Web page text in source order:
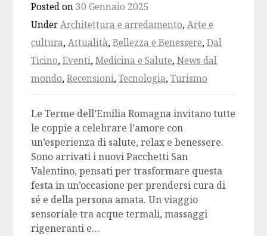
Posted on30 Gennaio 2025
UnderArchitettura e arredamento,Arte e
cultura,Attualità,Bellezza e Benessere,Dal
Ticino,Eventi,Medicina e Salute,News dal
mondo,Recensioni,Tecnologia,Turismo
Le Terme dell’Emilia Romagna invitano tutte
le coppie a celebrare l’amore con
un’esperienza di salute, relax e benessere.
Sono arrivati i nuovi Pacchetti San
Valentino, pensati per trasformare questa
festa in un’occasione per prendersi cura di
sé e della persona amata. Un viaggio
sensoriale tra acque termali, massaggi
rigeneranti e…